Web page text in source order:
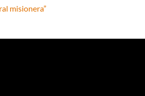
misionera”